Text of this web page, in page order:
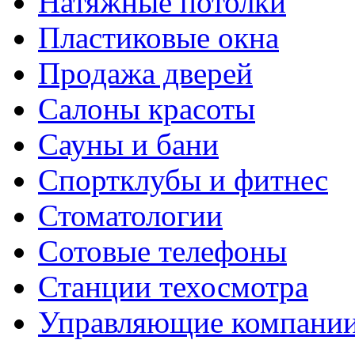
Пластиковые окна
Продажа дверей
Салоны красоты
Сауны и бани
Спортклубы и фитнес
Стоматологии
Сотовые телефоны
Станции техосмотра
Управляющие